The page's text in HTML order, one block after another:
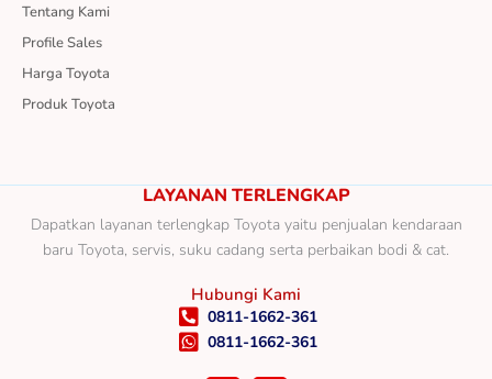
Tentang Kami
Profile Sales
Harga Toyota
Produk Toyota
LAYANAN TERLENGKAP
Dapatkan layanan terlengkap Toyota yaitu penjualan kendaraan
baru Toyota, servis, suku cadang serta perbaikan bodi & cat.
Hubungi Kami
0811-1662-361
0811-1662-361